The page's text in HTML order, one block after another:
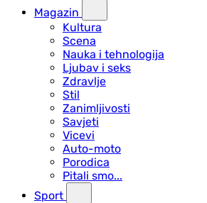
Magazin
Kultura
Scena
Nauka i tehnologija
Ljubav i seks
Zdravlje
Stil
Zanimljivosti
Savjeti
Vicevi
Auto-moto
Porodica
Pitali smo...
Sport